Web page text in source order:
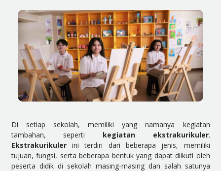
Di setiap sekolah, memiliki yang namanya kegiatan
tambahan, seperti kegiatan ekstrakurikuler.
Ekstrakurikulerini terdiri dari beberapa jenis, memiliki
tujuan, fungsi, serta beberapa bentuk yang dapat diikuti oleh
peserta didik di sekolah masing-masing dan salah satunya